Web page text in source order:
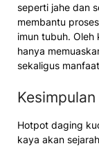
seperti jahe dan
membantu
imun tubuh.
hanya
sekaligus
Kesimpulan
Hotpot daging
kaya akan